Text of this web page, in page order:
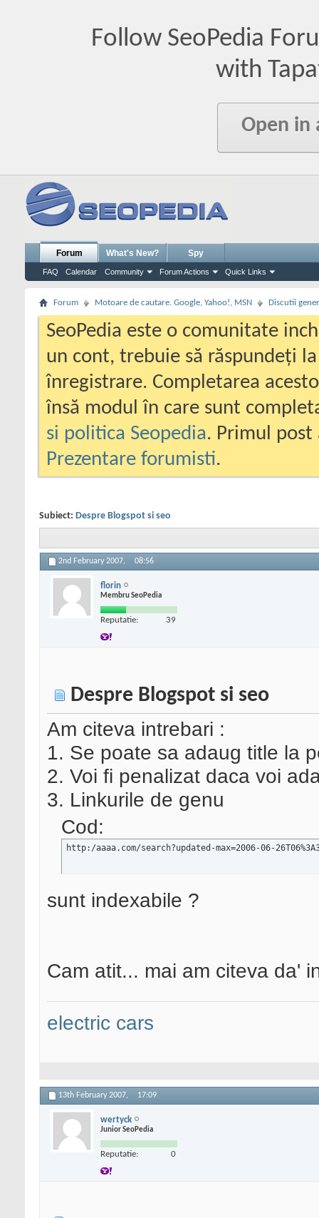
Follow SeoPedia
with
Open in
Forum
FAQ Calendar Community Forum Actions Quick Links
What's New? Spy
Forum Motoare de cautare. Google, Yahoo!, MSN Discutii
SeoPedia este o comunitate
un cont, trebuie să răspundeți
înregistrare. Completarea
însă modul în care sunt
si politica Seopedia. Primul
Prezentare forumisti.
Subiect: Despre Blogspot si seo
2nd February 2007, 08:56
florin
Membru SeoPedia
Reputatie: 39
Despre Blogspot si seo
Am citeva intrebari :
1. Se poate sa adaug title la
2. Voi fi penalizat daca voi
3. Linkurile de genu
Cod:
http:/aaaa.com/search?updated-max=2006-06-
sunt indexabile ?
Cam atit... mai am citeva da'
electric cars
13th February 2007, 17:09
wertyck
Junior SeoPedia
Reputatie: 0